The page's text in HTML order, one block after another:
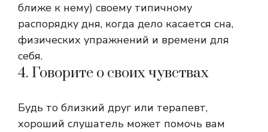
ближе к нему) своему типичному
распорядку дня, когда дело касается сна,
физических упражнений и времени для
себя.
4. Говорите о своих чувствах
Будь то близкий друг или терапевт,
хороший слушатель может помочь вам